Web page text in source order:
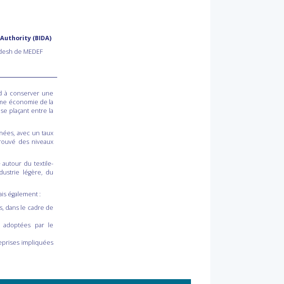
(BIDA)
de MEDEF
à conserver une
économie de la
plaçant entre la
avec un taux
des niveaux
autour du textile-
légère, du
également :
dans le cadre de
par le
impliquées